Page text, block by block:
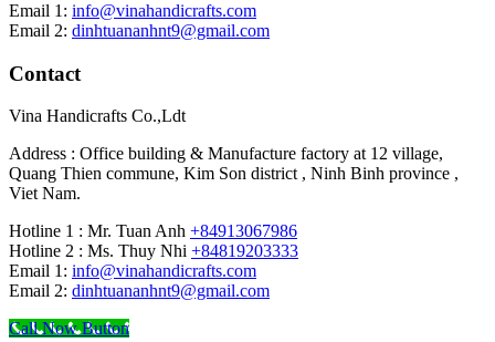
Email 1: info@vinahandicrafts.com
Email 2: dinhtuananhnt9@gmail.com
Contact
Vina Handicrafts Co.,Ldt
Address : Office building & Manufacture factory at 12 village,
Quang Thien commune, Kim Son district , Ninh Binh province ,
Viet Nam.
Hotline 1 : Mr. Tuan Anh +84913067986
Hotline 2 : Ms. Thuy Nhi +84819203333
Email 1: info@vinahandicrafts.com
Email 2: dinhtuananhnt9@gmail.com
Call Now Button